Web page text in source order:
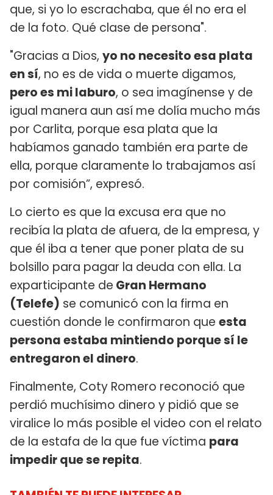
que, si yo lo escrachaba, que él no era el
de la foto. Qué clase de persona".
"Gracias a Dios, yo no necesito esa plata
en sí, no es de vida o muerte digamos,
pero es mi laburo, o sea imagínense y de
igual manera aun así me dolía mucho más
por Carlita, porque esa plata que la
habíamos ganado también era parte de
ella, porque claramente lo trabajamos así
por comisión”, expresó.
Lo cierto es que la excusa era que no
recibía la plata de afuera, de la empresa, y
que él iba a tener que poner plata de su
bolsillo para pagar la deuda con ella. La
exparticipante de Gran Hermano
(Telefe) se comunicó con la firma en
cuestión donde le confirmaron que esta
persona estaba mintiendo porque sí le
entregaron el dinero.
Finalmente, Coty Romero reconoció que
perdió muchísimo dinero y pidió que se
viralice lo más posible el video con el relato
de la estafa de la que fue víctima para
impedir que se repita.